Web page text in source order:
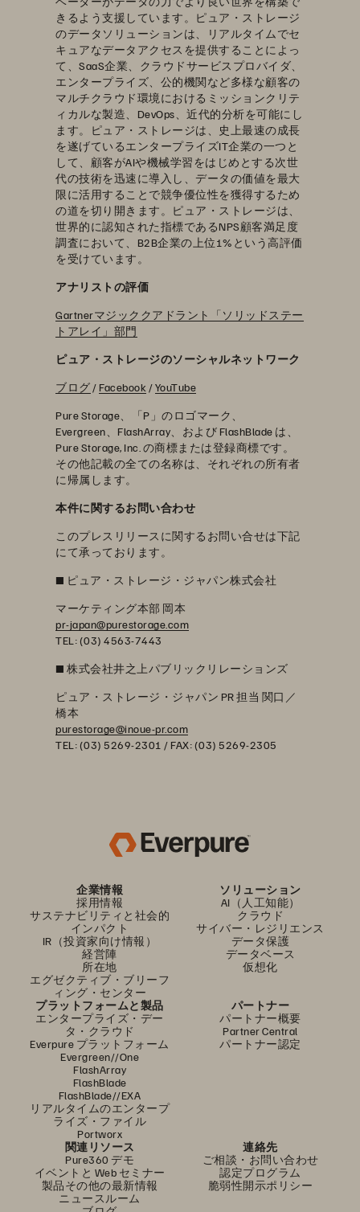
きるよう支援しています。ピュア・ストレージ
のデータソリューションは、リアルタイムでセ
キュアなデータアクセスを提供することによっ
て、SaaS企業、クラウドサービスプロバイダ、
エンタープライズ、公的機関など多様な顧客の
マルチクラウド環境におけるミッションクリテ
ィカルな製造、DevOps、近代的分析を可能にし
ます。ピュア・ストレージは、史上最速の成長
を遂げているエンタープライズIT企業の一つと
して、顧客がAIや機械学習をはじめとする次世
代の技術を迅速に導入し、データの価値を最大
限に活用することで競争優位性を獲得するため
の道を切り開きます。ピュア・ストレージは、
世界的に認知された指標であるNPS顧客満足度
調査において、B2B企業の上位1%という高評価
を受けています。
アナリストの評価
Gartnerマジッククアドラント「ソリッドステー
トアレイ」部門
ピュア・ストレージのソーシャルネットワーク
ブログ / Facebook /YouTube
Pure Storage、「P」のロゴマーク、
Evergreen、FlashArray、および FlashBlade は、
Pure Storage, Inc. の商標または登録商標です。
その他記載の全ての名称は、それぞれの所有者
に帰属します。
本件に関するお問い合わせ
このプレスリリースに関するお問い合せは下記
にて承っております。
■ ピュア・ストレージ・ジャパン株式会社
マーケティング本部 岡本
pr-japan@purestorage.com
TEL: (03) 4563-7443
■ 株式会社井之上パブリックリレーションズ
ピュア・ストレージ・ジャパン PR 担当 関口／
橋本
purestorage@inoue-pr.com
TEL: (03) 5269-2301 / FAX: (03) 5269-2305
企業情報
採用情報
サステナビリティと社会的
インパクト
IR（投資家向け情報）
経営陣
所在地
エグゼクティブ・ブリーフ
ィング・センター
ソリューション
AI（人工知能）
クラウド
サイバー・レジリエンス
データ保護
データベース
仮想化
プラットフォームと製品
エンタープライズ・デー
タ・クラウド
Everpure プラットフォーム
Evergreen//One
FlashArray
FlashBlade
FlashBlade//EXA
リアルタイムのエンタープ
ライズ・ファイル
Portworx
パートナー
パートナー概要
Partner Central
パートナー認定
関連リソース
Pure360 デモ
イベントと Web セミナー
製品その他の最新情報
ニュースルーム
連絡先
ご相談・お問い合わせ
認定プログラム
脆弱性開示ポリシー